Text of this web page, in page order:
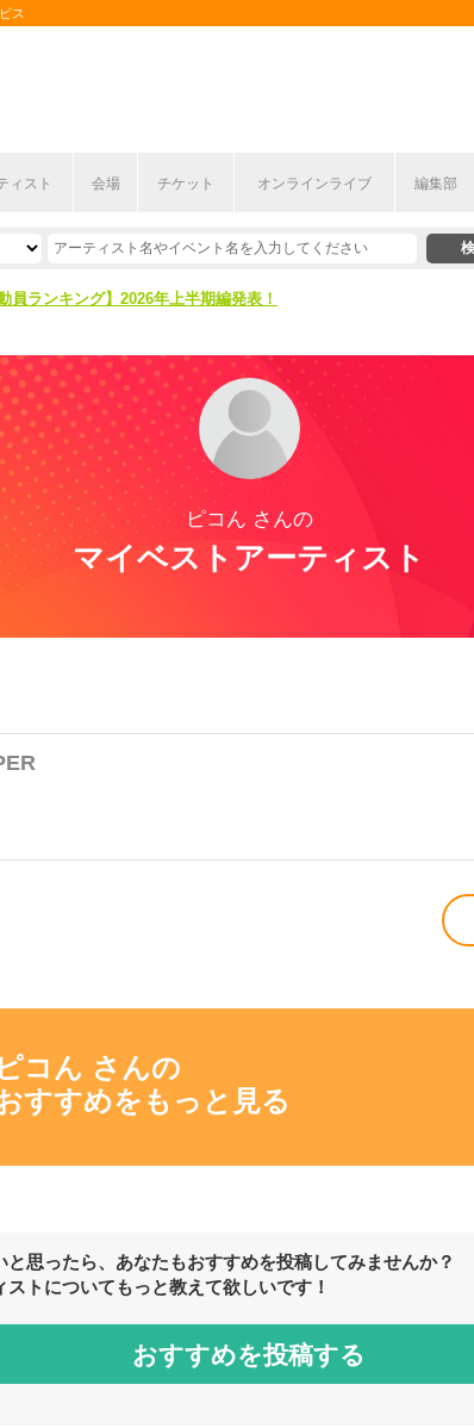
ス
ィスト 会場 チケット オンラインライブ 編集部
集2026】フェス情報はここから！
員ランキング】2026年上半期編発表！
員ランキング】2026年上半期編発表！
ピコん さんの
マイベストアーティスト
ピコん さんの
すすめをもっと見る
と思ったら、あなたもおすすめを投稿してみませんか？
ストについてもっと教えて欲しいです！
おすすめを投稿する